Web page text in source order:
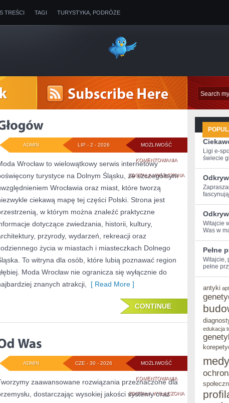
TREŚCI TAGI TURYSTYKA, PODRÓŻE
MOŻLIWOŚĆ
KOMENTOWANIAGŁOGÓW
ZOSTAŁA WYŁĄCZONA
LIP - 2 - 2026
ADMIN
Wrocław to wielowątkowy serwis internetowy
turystyce na Dolnym Śląsku, ze szczególnym
Wrocławia oraz miast, które tworzą
ciekawą mapę tej części Polski. Strona jest
w którym można znaleźć praktyczne
dotyczące zwiedzania, historii, kultury,
przyrody, wydarzeń, rekreacji oraz
życia w miastach i miasteczkach Dolnego
To witryna dla osób, które lubią poznawać region
Moda Wrocław nie ogranicza się wyłącznie do
znanych atrakcji,
[ Read More ]
CONTINUE
MOŻLIWOŚĆ
KOMENTOWANIAOD
WAS
ZOSTAŁA WYŁĄCZONA
CZE - 30 - 2026
ADMIN
zaawansowane rozwiązania przeznaczone dla
dostarczając wysokiej jakości systemy oraz
Ligi e-
świecie
Witajcie
Was⁢ w
Pełne
Witajcie,
pełne
antyki
edukacja